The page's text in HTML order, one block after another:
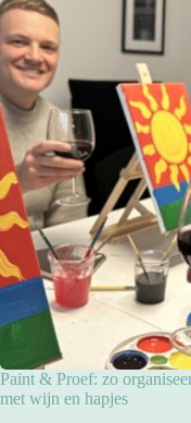
Paint & Proef: zo
met wijn en hapjes